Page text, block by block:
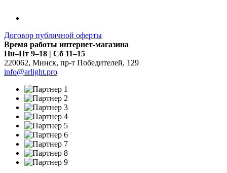
Договор публичной оферты
Время работы интернет-магазина
Пн–Пт 9–18 | Сб 11–15
220062, Минск, пр-т Победителей, 129
info@arlight.pro